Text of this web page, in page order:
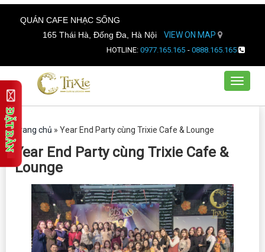
QUÁN CAFE NHẠC SỐNG
165 Thái Hà, Đống Đa, Hà Nội
VIEW ON MAP
HOTLINE: 0977.165.165 - 0888.165.165
Toggle
Trang chủ » Year End Party cùng Trixie Cafe & Lounge
Year End Party cùng Trixie Cafe &
Lounge